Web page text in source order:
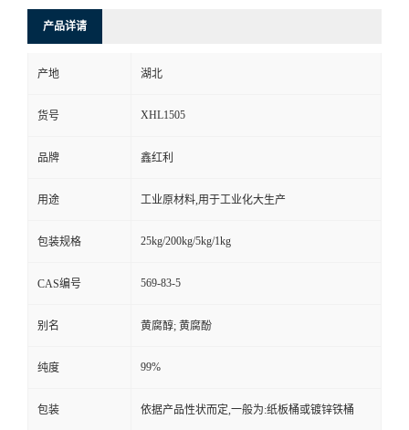
产品详请
产地 湖北
货号 XHL1505
品牌 鑫红利
用途 工业原材料,用于工业化大生产
包装规格 25kg/200kg/5kg/1kg
CAS编号 569-83-5
别名 黄腐醇; 黄腐酚
纯度 99%
包装 依据产品性状而定,一般为:纸板桶或镀锌铁桶